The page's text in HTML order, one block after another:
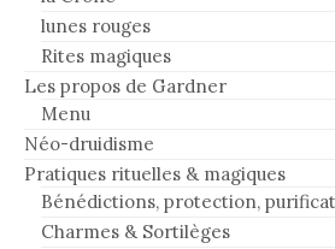
lunes rouges
Rites magiques
Les propos de Gardner
Menu
Néo-druidisme
Pratiques rituelles & magiques
Bénédictions, protection,
Charmes & Sortilèges